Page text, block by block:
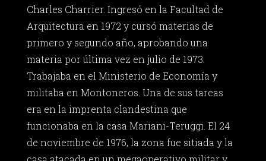
Charles Charrier. Ingresó en la Facultad de
Arquitectura en 1972 y cursó materias de
primero y segundo año, aprobando una
materia por última vez en julio de 1973.
Trabajaba en el Ministerio de Economía y
militaba en Montoneros. Una de sus tareas
era en la imprenta clandestina que
funcionaba en la casa Mariani-Teruggi. El 24
de noviembre de 1976, la zona fue sitiada y la